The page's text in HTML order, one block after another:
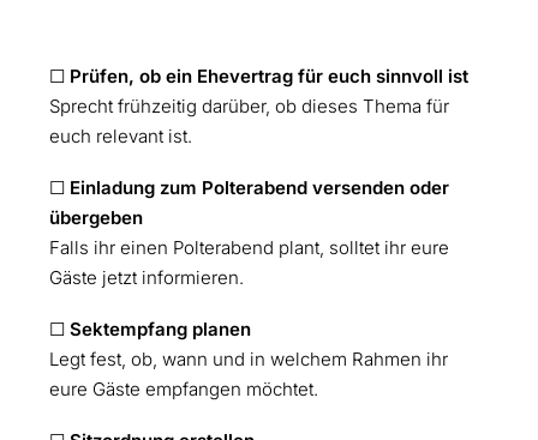
☐ Prüfen, ob ein Ehevertrag für euch sinnvoll ist
Sprecht frühzeitig darüber, ob dieses Thema für
euch relevant ist.
☐ Einladung zum Polterabend versenden oder
übergeben
Falls ihr einen Polterabend plant, solltet ihr eure
Gäste jetzt informieren.
☐ Sektempfang planen
Legt fest, ob, wann und in welchem Rahmen ihr
eure Gäste empfangen möchtet.